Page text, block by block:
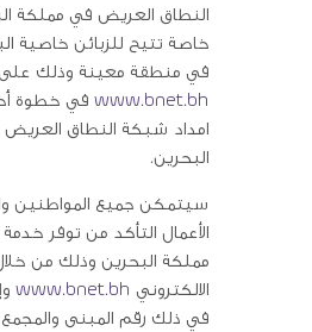
النطاق العريض في مملكة
خاصة تتيح للزبائن خاصية
في منطقة معينة وذلك على
www.bnet.bhفي خطوة
امداد شبكة النطاق
البحرين.
سيتمكن جميع المواطنين
الأعمال التأكد من توفر
مملكة البحرين وذلك من
الالكتروني www.bnet.bh
في ذلك رقم المبنى